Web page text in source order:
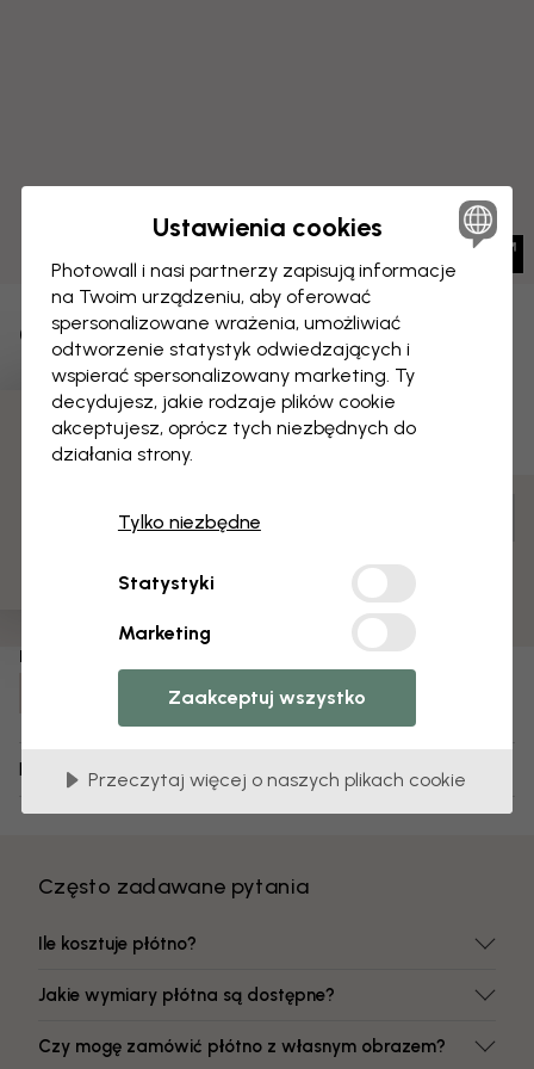
Hepburn - Czarny
OBRAZ NA PŁÓTNIE
Personalizuj i zamów
Matowa powierzchnia
Numer artykułu:
Dostawa i zwroty
Często zadawane pytania
Ile kosztuje płótno?
Jakie wymiary płótna są dostępne?
Czy mogę zamówić płótno z własnym obrazem?
Ustawienia cookies
Photowall i nasi partnerzy zapisują informacje
na Twoim urządzeniu, aby oferować
spersonalizowane wrażenia, umożliwiać
odtworzenie statystyk odwiedzających i
wspierać spersonalizowany marketing. Ty
decydujesz, jakie rodzaje plików cookie
akceptujesz, oprócz tych niezbędnych do
działania strony.
Tylko niezbędne
Statystyki
Marketing
Zaakceptuj wszystko
Przeczytaj więcej o naszych plikach cookie